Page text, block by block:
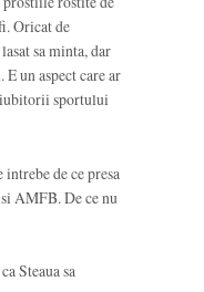
Oricat de
sa minta, dar
E un aspect care ar
sportului
intrebe de ce presa
AMFB. De ce nu
Steaua sa